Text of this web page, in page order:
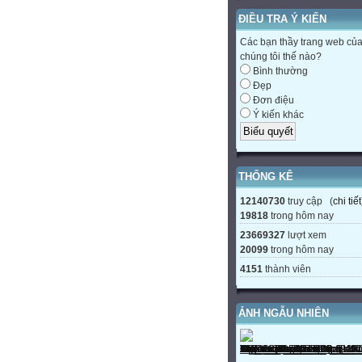
ĐIỀU TRA Ý KIẾN
Các bạn thầy trang web của
chúng tôi thế nào?
Bình thường
Đẹp
Đơn điệu
Ý kiến khác
THỐNG KÊ
12140730 truy cập (chi tiết
19818 trong hôm nay
23669327 lượt xem
20099 trong hôm nay
4151 thành viên
ẢNH NGẪU NHIÊN